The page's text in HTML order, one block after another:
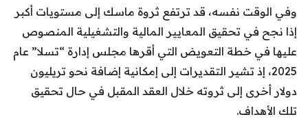
وفي الوقت نفسه، قد ترتفع ثروة ماسك إلى مستويات أكبر
إذا نجح في تحقيق المعايير المالية والتشغيلية المنصوص
عليها في خطة التعويض التي أقرها مجلس إدارة “تسلا” عام
2025، إذ تشير التقديرات إلى إمكانية إضافة نحو تريليون
دولار أخرى إلى ثروته خلال العقد المقبل في حال تحقيق
تلك الأهداف.